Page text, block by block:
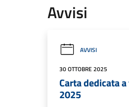
Avvisi
AVVISI
30 OTTOBRE 2025
Carta dedicata
2025